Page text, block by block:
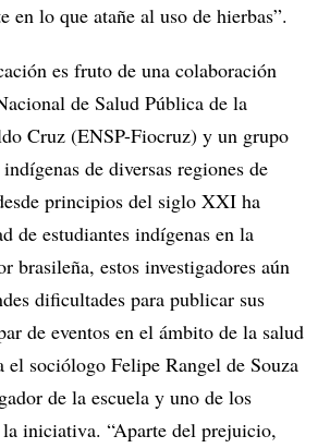
en lo que atañe al uso de hierbas”.
es fruto de una colaboración
de Salud Pública de la
Cruz (ENSP-Fiocruz) y un grupo
de diversas regiones de
principios del siglo XXI ha
de estudiantes indígenas en la
brasileña, estos investigadores aún
dificultades para publicar sus
de eventos en el ámbito de la salud
el sociólogo Felipe Rangel de Souza
de la escuela y uno de los
la iniciativa. “Aparte del prejuicio,